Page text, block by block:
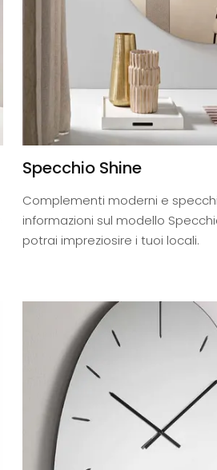
Specchio Shine
Complementi moderni e
informazioni sul modello
potrai impreziosire i tuoi locali.